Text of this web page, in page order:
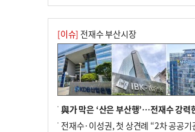
10 [사설] 해수부 신청사 북항으로 확정,
수도 도약의 전환점
[이슈] 전재수 부산시장